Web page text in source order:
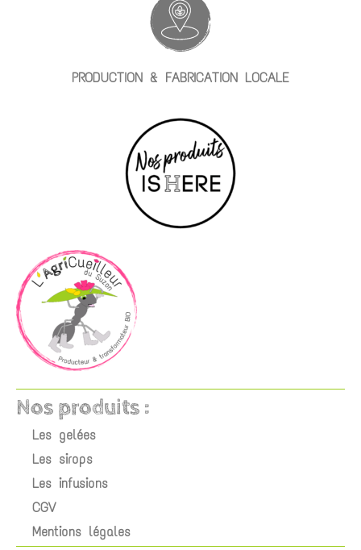
PRODUCTION & FABRICATION LOCALE
Nos produits :
Les gelées
Les sirops
Les infusions
CGV
Mentions légales